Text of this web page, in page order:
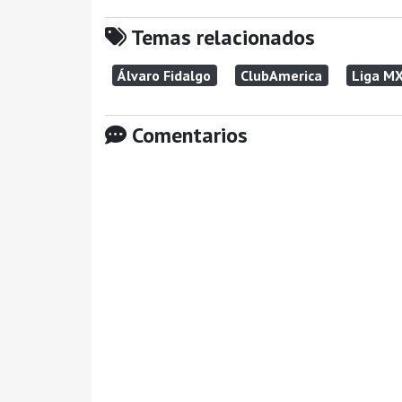
Temas relacionados
Álvaro Fidalgo ClubAmerica Liga
Comentarios